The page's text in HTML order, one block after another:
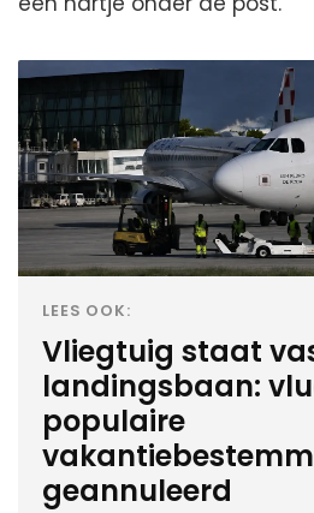
LEES OOK:
Vliegtuig staat
landingsbaan:
populaire
geannuleerd